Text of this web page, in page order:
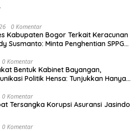
0 Komentar
Kabupaten Bogor Terkait Keracunan
Susmanto: Minta Penghentian SPPG
0 Komentar
Bentuk Kabinet Bayangan,
Politik Hensa: Tunjukkan Hanya
0 Komentar
Tersangka Korupsi Asuransi Jasindo
0 Komentar